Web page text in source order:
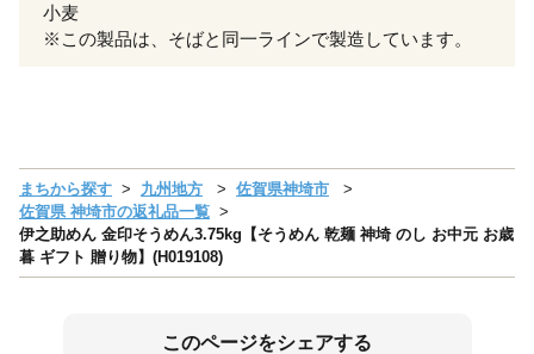
小麦
※この製品は、そばと同一ラインで製造しています。
まちから探す 九州地方
佐賀県神埼市
佐賀県 神埼市の返礼品一覧
伊之助めん 金印そうめん3.75kg【そうめん 乾麺 神埼 のし お中元 お歳
暮 ギフト 贈り物】(H019108)
このページをシェアする